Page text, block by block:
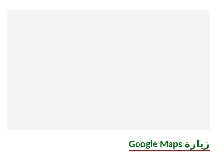
زيارة Google Maps